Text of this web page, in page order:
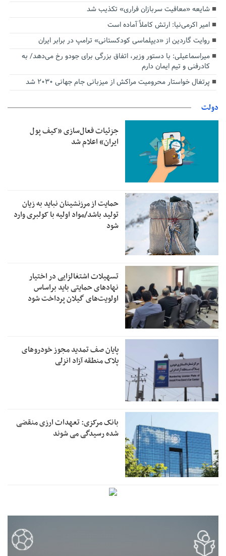
شایعه «معافیت سربازان فراری» تکذیب شد
امیر اکرمی‌نیا: ارتش کاملاً آماده است
روایت گاردین از «دیپلماسی کودکستانی» ترامپ در برابر ایران
میراسماعیلی: با دستور وزیر، اتفاق بزرگی برای جودو رخ می‌دهد/ به
کادرفنی و تیم ایمان دارم
پرتغال خواستار محرومیت مراکش از میزبانی جام جهانی ۲۰۳۰ شد
دولت
جزئیات فعال‌سازی «کیف پول
ایران» اعلام شد
حمایت از مرزنشینان نباید به زیان
تولید باشد/مواد اولیه با کولبری وارد
شود
تسهیلات اشتغالزایی در اختیار
نهادهای حمایتی باید براساس
اولویت‌های گیلان پرداخت شود
پایان صف تمدید مجوز خودروهای
پلاک منطقه آزاد انزلی
بانک مرکزی: تعهدات ارزی منقضی
شده رسیدگی می شوند